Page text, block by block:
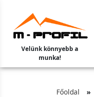
Velünk könnyebb a
munka!
Főoldal